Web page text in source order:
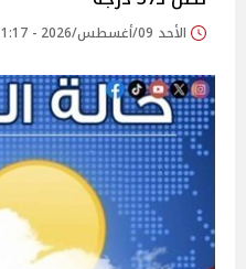
الأحد 09/أغسطس/2026 - 11:17 م